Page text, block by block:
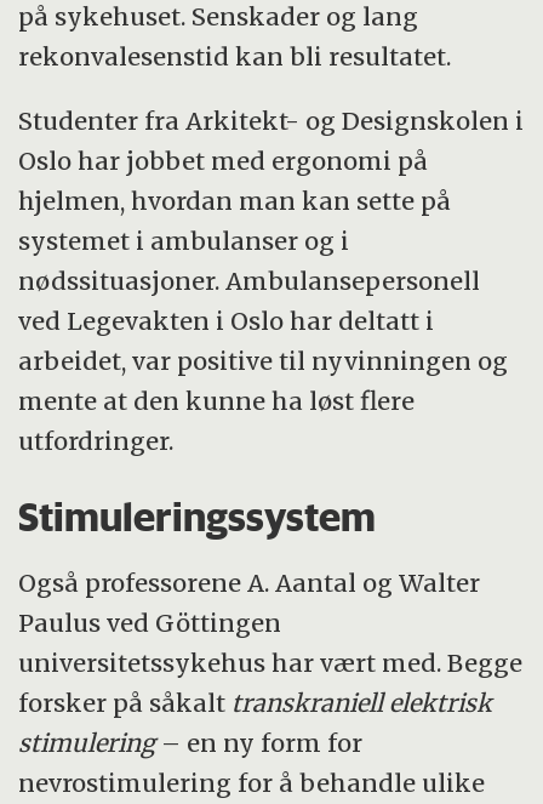
på sykehuset. Senskader og lang
rekonvalesenstid kan bli resultatet.
Studenter fra Arkitekt- og Designskolen i
Oslo har jobbet med ergonomi på
hjelmen, hvordan man kan sette på
systemet i ambulanser og i
nødssituasjoner. Ambulansepersonell
ved Legevakten i Oslo har deltatt i
arbeidet, var positive til nyvinningen og
mente at den kunne ha løst flere
utfordringer.
Stimuleringssystem
Også professorene A. Aantal og Walter
Paulus ved Göttingen
universitetssykehus har vært med. Begge
forsker på såkalt transkraniell elektrisk
stimulering– en ny form for
nevrostimulering for å behandle ulike